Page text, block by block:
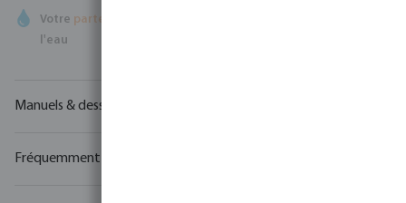
Votre partenaire commercial
l'eau
Manuels & dessins
Fréquemment achetés ensemble